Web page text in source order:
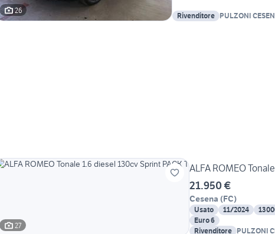
26
Rivenditore PULZONI CESENA AUTO
27
ALFA ROMEO
21.950 €
Cesena (FC)
Usato 11/2024
Euro 6
Rivenditore PULZONI